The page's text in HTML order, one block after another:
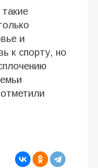
и
к спорту, но